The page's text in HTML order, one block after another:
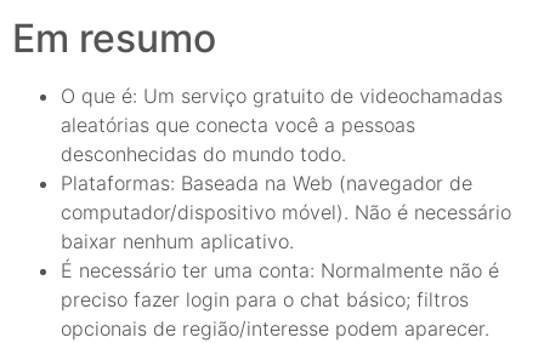
Em resumo
O que é: Um serviço gratuito de videochamadas
aleatórias que conecta você a pessoas
desconhecidas do mundo todo.
Plataformas: Baseada na Web (navegador de
computador/dispositivo móvel). Não é necessário
baixar nenhum aplicativo.
É necessário ter uma conta: Normalmente não é
preciso fazer login para o chat básico; filtros
opcionais de região/interesse podem aparecer.